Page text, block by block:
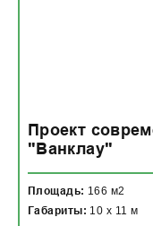
Проект
"Ванклау"
Площадь: 166 м2
Габариты: 10 x 11 м